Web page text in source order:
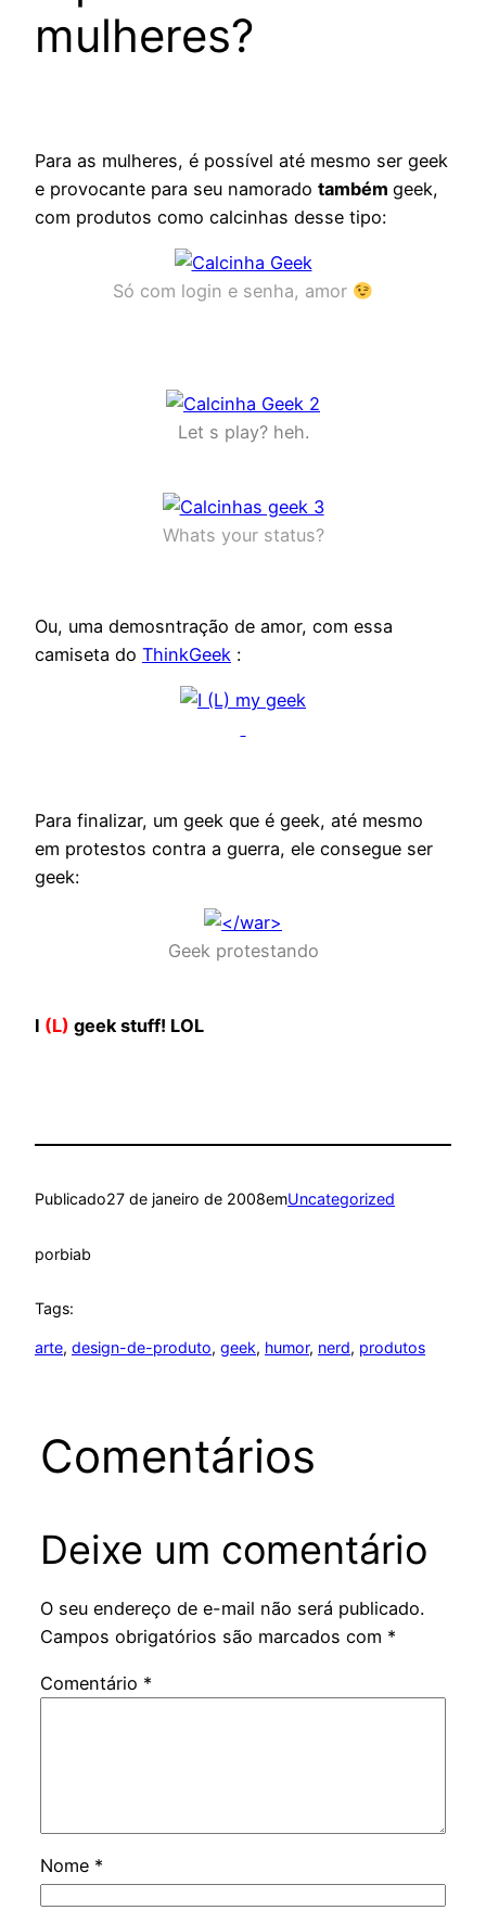
mulheres?
Para as mulheres, é possível até mesmo ser geek
e provocante para seu namorado também geek,
com produtos como calcinhas desse tipo:
Só com login e senha, amor
Let s play? heh.
Whats your status?
Ou, uma demosntração de amor, com essa
camiseta do ThinkGeek :
Para finalizar, um geek que é geek, até mesmo
em protestos contra a guerra, ele consegue ser
geek:
Geek protestando
I (L) geek stuff! LOL
Publicado27 de janeiro de 2008emUncategorized
porbiab
Tags:
arte, design-de-produto, geek, humor, nerd, produtos
Comentários
Deixe um comentário
O seu endereço de e-mail não será publicado.
Campos obrigatórios são marcados com *
Comentário *
Nome *